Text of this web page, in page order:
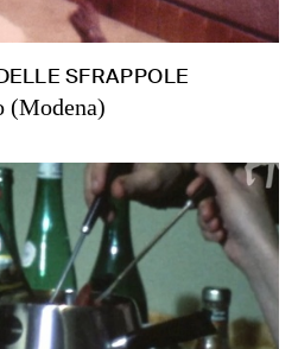
SFRAPPOLE
(Modena)